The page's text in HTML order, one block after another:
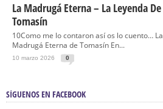
La Madrugá Eterna – La Leyenda De
Tomasín
10Como me lo contaron así os lo cuento… La
Madrugá Eterna de Tomasín En...
10 marzo 2026 0
SÍGUENOS EN FACEBOOK